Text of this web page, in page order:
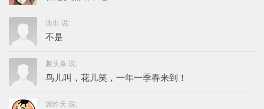
淡出 说:
不是
趣头条 说:
鸟儿叫，花儿笑，一年一季春来到！
屌炸天 说: